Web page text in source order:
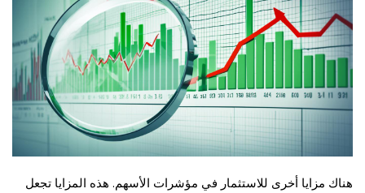
هناك مزايا أخرى للاستثمار في مؤشرات الأسهم. هذه المزايا تجعل